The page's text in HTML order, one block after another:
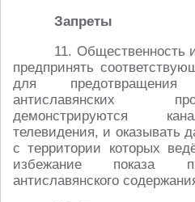
Запреты
11. Общественность
предпринять
для
антиславянских
демонстрируются
телевидения, и оказывать
с территории которых
избежание показа
антиславянского